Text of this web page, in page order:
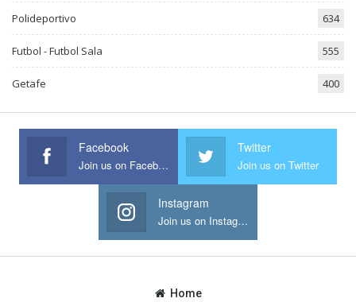
Polideportivo 634
Futbol - Futbol Sala 555
Getafe 400
Facebook
Join us on Facebook
Twitter
Join us on Twitter
Instagram
Join us on Instagram
Home